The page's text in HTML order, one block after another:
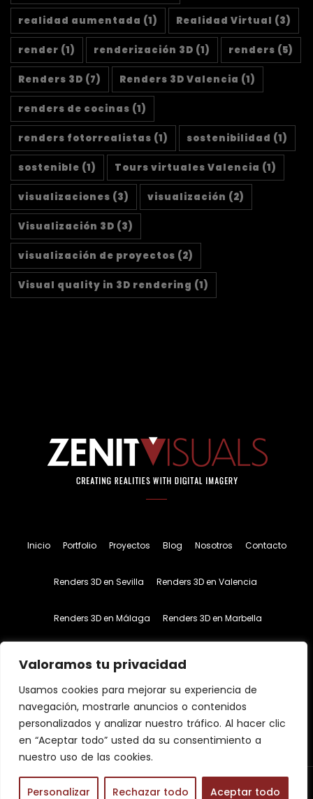
Valoramos tu privacidad
Usamos cookies para mejorar su experiencia de
navegación, mostrarle anuncios o contenidos
personalizados y analizar nuestro tráfico. Al hacer clic
en “Aceptar todo” usted da su consentimiento a
nuestro uso de las cookies.
Personalizar Rechazar todo Aceptar todo
realidad aumentada (1) Realidad Virtual (3)
render (1) renderización 3D (1) renders (5)
Renders 3D (7) Renders 3D Valencia (1)
renders de cocinas (1)
renders fotorrealistas (1) sostenibilidad (1)
sostenible (1) Tours virtuales Valencia (1)
visualizaciones (3) visualización (2)
Visualización 3D (3)
visualización de proyectos (2)
Visual quality in 3D rendering (1)
Inicio Portfolio Proyectos Blog Nosotros Contacto
Renders 3D en Sevilla Renders 3D en Valencia
Renders 3D en Málaga Renders 3D en Marbella
© 2023 Zenit Visuals.Diseño Web:mentaliza.com